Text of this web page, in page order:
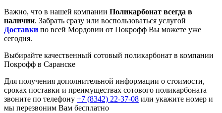
Важно, что в нашей компании Поликарбонат всегда в
наличии. Забрать сразу или воспользоваться услугой
Доставки по всей Мордовии от Покрофф Вы можете уже
сегодня.
Выбирайте качественный сотовый поликарбонат в компании
Покрофф в Саранске
Для получения дополнительной информации о стоимости,
сроках поставки и преимуществах сотового поликарбоната
звоните по телефону +7 (8342) 22-37-08 или укажите номер и
мы перезвоним Вам бесплатно